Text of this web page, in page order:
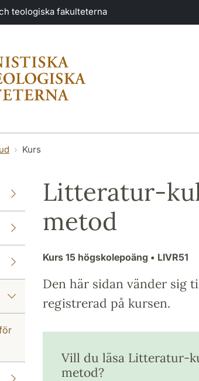
teologiska fakulteterna
Kurs
Litteratur-
metod
Kurs 15 högskolepoäng • LIVR51
Den här sidan vänder sig
registrerad på kursen.
Vill du läsa Litteratur-
metod?